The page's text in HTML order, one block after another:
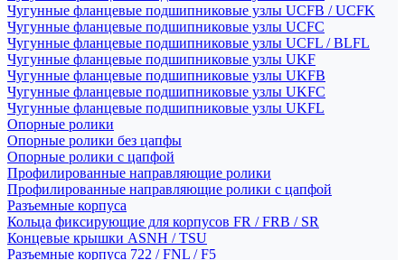
Чугунные фланцевые подшипниковые узлы UCFB / UCFK
Чугунные фланцевые подшипниковые узлы UCFC
Чугунные фланцевые подшипниковые узлы UCFL / BLFL
Чугунные фланцевые подшипниковые узлы UKF
Чугунные фланцевые подшипниковые узлы UKFB
Чугунные фланцевые подшипниковые узлы UKFC
Чугунные фланцевые подшипниковые узлы UKFL
Опорные ролики
Опорные ролики без цапфы
Опорные ролики с цапфой
Профилированные направляющие ролики
Профилированные направляющие ролики с цапфой
Разъемные корпуса
Кольца фиксирующие для корпусов FR / FRB / SR
Концевые крышки ASNH / TSU
Разъемные корпуса 722 / FNL / F5